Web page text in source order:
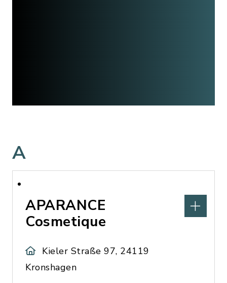
A
APARANCE
Cosmetique
Kieler Straße 97, 24119
Kronshagen